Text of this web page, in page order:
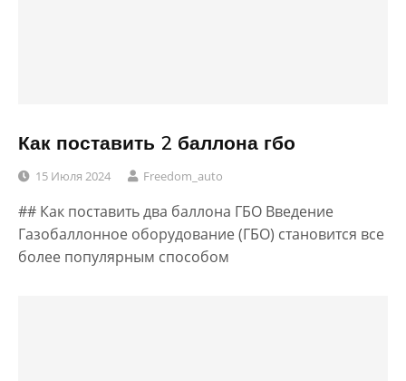
Как поставить 2 баллона гбо
15 Июля 2024 Freedom_auto
## Как поставить два баллона ГБО Введение
Газобаллонное оборудование (ГБО) становится все
более популярным способом